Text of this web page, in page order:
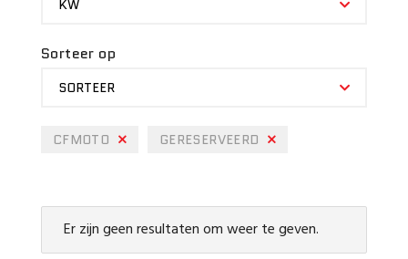
KW
Sorteer op
SORTEER
CFMOTO GERESERVEERD
Er zijn geen resultaten om weer te geven.